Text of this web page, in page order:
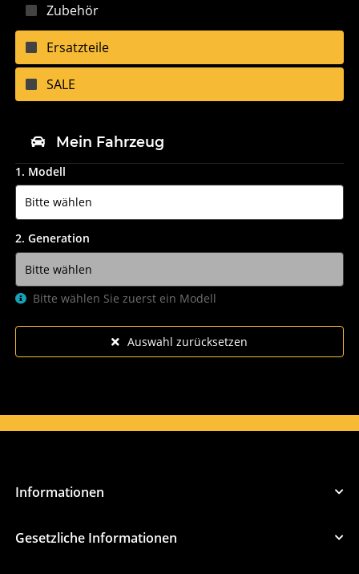
Zubehör
Ersatzteile
SALE
Mein Fahrzeug
1. Modell
2. Generation
Bitte wählen Sie zuerst ein Modell
Auswahl zurücksetzen
Informationen
Gesetzliche Informationen